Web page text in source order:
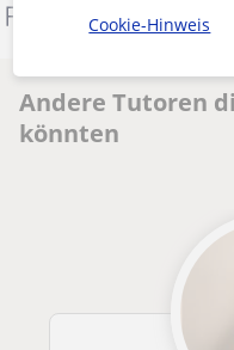
Dieses Profil melden
Andere Tutoren
könnten
Cookie-Hinweis